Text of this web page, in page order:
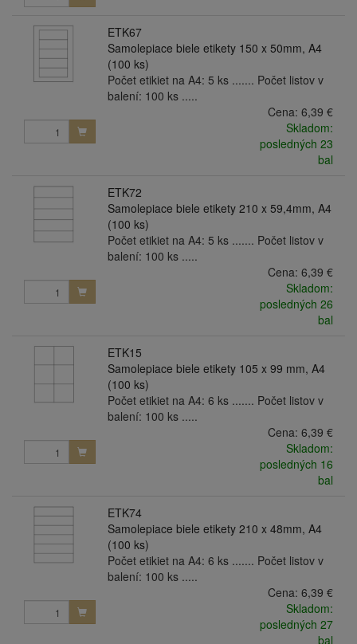
ETK67
Samolepiace biele etikety 150 x 50mm, A4
(100 ks)
Počet etikiet na A4: 5 ks ....... Počet listov v
balení: 100 ks .....
Cena: 6,39 €
Skladom:
posledných 23
bal
ETK72
Samolepiace biele etikety 210 x 59,4mm, A4
(100 ks)
Počet etikiet na A4: 5 ks ....... Počet listov v
balení: 100 ks .....
Cena: 6,39 €
Skladom:
posledných 26
bal
ETK15
Samolepiace biele etikety 105 x 99 mm, A4
(100 ks)
Počet etikiet na A4: 6 ks ....... Počet listov v
balení: 100 ks .....
Cena: 6,39 €
Skladom:
posledných 16
bal
ETK74
Samolepiace biele etikety 210 x 48mm, A4
(100 ks)
Počet etikiet na A4: 6 ks ....... Počet listov v
balení: 100 ks .....
Cena: 6,39 €
Skladom:
posledných 27
bal